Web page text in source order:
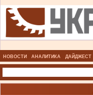
НОВОСТИ АНАЛИТИКА ДАЙДЖЕСТ